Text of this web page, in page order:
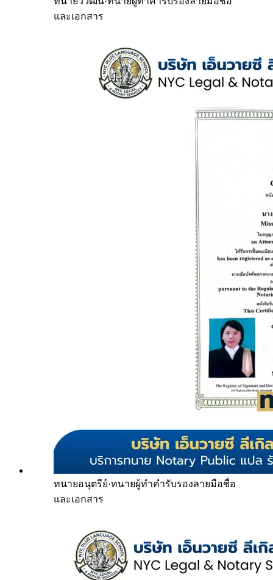
และเอกสาร
ทนายอนุตรีย์·ทนายผู้ทำคำรับรองลายมือชื่อ
และเอกสาร